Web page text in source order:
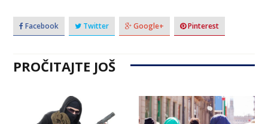
Facebook Twitter Google+ Pinterest
PROČITAJTE JOŠ